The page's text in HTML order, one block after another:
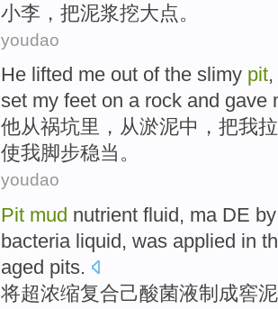
小李， 把泥浆挖大点。
youdao
He lifted me out of the slimy pit,
set my feet on a rock and gave
他从祸坑里 ，从淤泥中 ，把我
使我脚步稳当。
youdao
Pit mud nutrient fluid, ma DE
bacteria liquid, was applied in
aged pits.
将超浓缩复合己酸菌液制成窖泥